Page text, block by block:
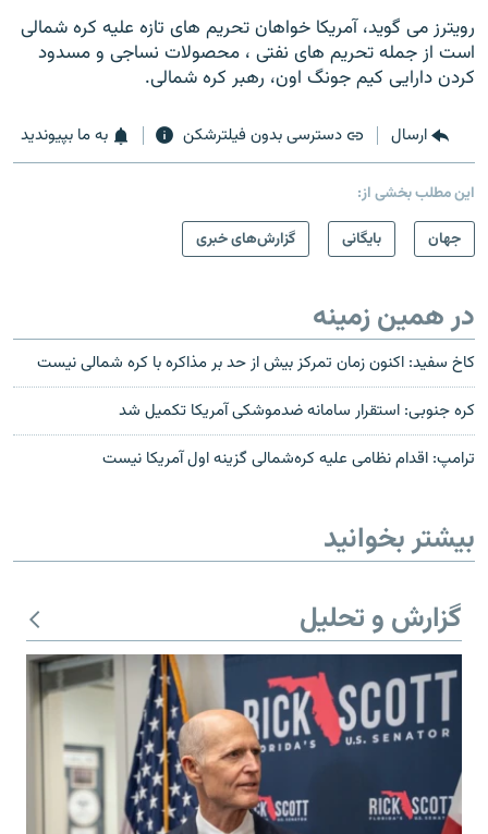
رویترز می گوید، آمریکا خواهان تحریم های تازه علیه کره شمالی
است از جمله تحریم های نفتی ، محصولات نساجی و مسدود
کردن دارایی کیم جونگ اون، رهبر کره شمالی.
ارسال دسترسی بدون فیلترشکن به ما بپیوندید
این مطلب بخشی از:
جهان
بایگانی گزارش‌های خبری
در همین زمینه
کاخ سفید: اکنون زمان تمرکز بیش از حد بر مذاکره با کره شمالی نیست
کره جنوبی: استقرار سامانه ضدموشکی آمریکا تکمیل شد
ترامپ: اقدام نظامی علیه کره‌شمالی گزینه اول آمریکا نیست
بیشتر بخوانید
گزارش و تحلیل